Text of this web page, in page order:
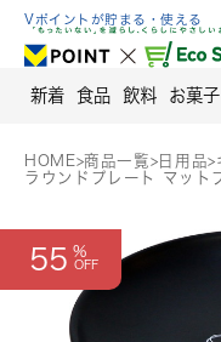
Skip
content
Vポイントが貯まる・使える
新着 食品 飲料 お菓子
HOME>商品一覧> 日用品>
ラウンドプレート マット
55